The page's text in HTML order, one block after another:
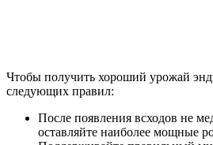
Чтобы получить хороший урожай
следующих правил:
После появления всходов не
оставляйте наиболее мощные